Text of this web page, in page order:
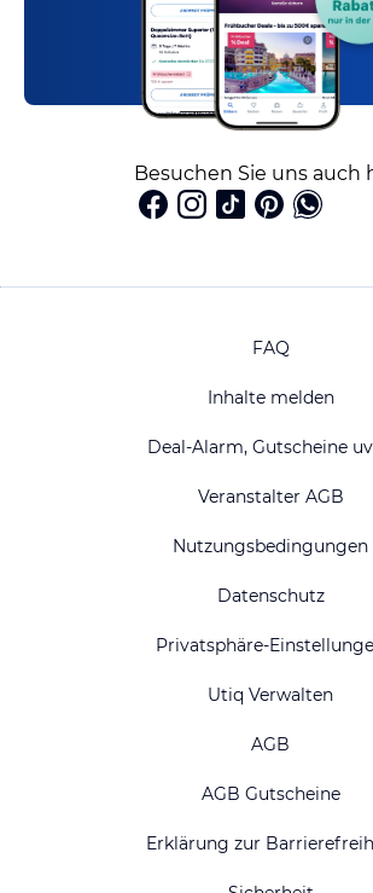
Besuchen Sie uns auch
FAQ
Inhalte melden
Deal-Alarm, Gutscheine
Veranstalter AGB
Nutzungsbedingungen
Datenschutz
Privatsphäre-
Utiq Verwalten
AGB
AGB Gutscheine
Erklärung zur